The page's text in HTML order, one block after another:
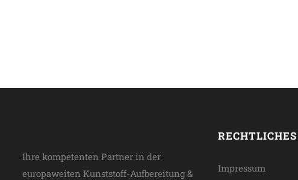
Ihre kompetenten Partner in der
europaweiten Kunststoff-Aufbereitung &
RECHTLICHES
Impressum